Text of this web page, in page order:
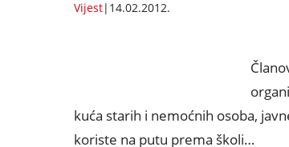
Vijest| 14.02.2012.
kuća starih i nemoćnih osoba,
koriste na putu prema školi…